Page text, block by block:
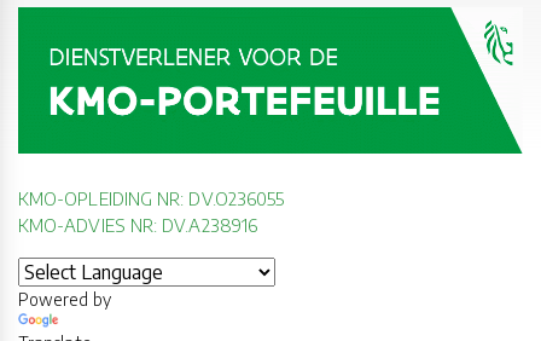
KMO-OPLEIDING NR: DV.O236055
KMO-ADVIES NR: DV.A238916
Powered by